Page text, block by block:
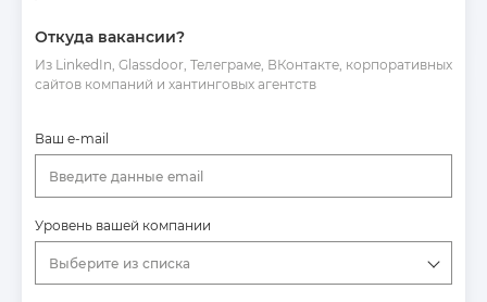
Откуда вакансии?
Из LinkedIn, Glassdoor, Телеграме, ВКонтакте, корпоративных
сайтов компаний и хантинговых агентств
Ваш e-mail
Введите данные email
Уровень вашей компании
Выберите из списка